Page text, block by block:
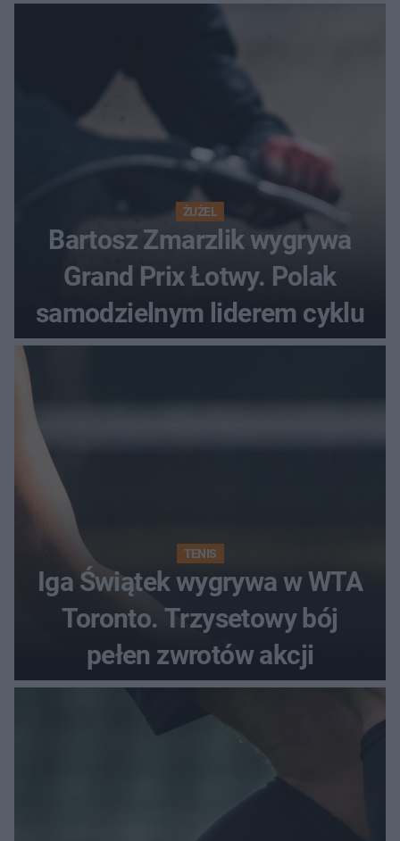
ŻUŻEL
Bartosz Zmarzlik wygrywa
Grand Prix Łotwy. Polak
samodzielnym liderem cyklu
TENIS
Iga Świątek wygrywa w WTA
Toronto. Trzysetowy bój
pełen zwrotów akcji